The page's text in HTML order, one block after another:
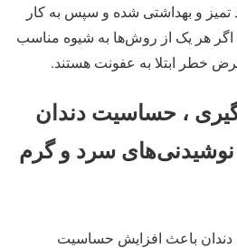
تمیز و بهداشتی شده و سپس به کار
اگر هر یک از روش‌ها به شیوه مناسب
خطر ابتلا به عفونت هستند.
، حساسیت دندان
سرد و گرم
دندان باعث افزایش حساسیت